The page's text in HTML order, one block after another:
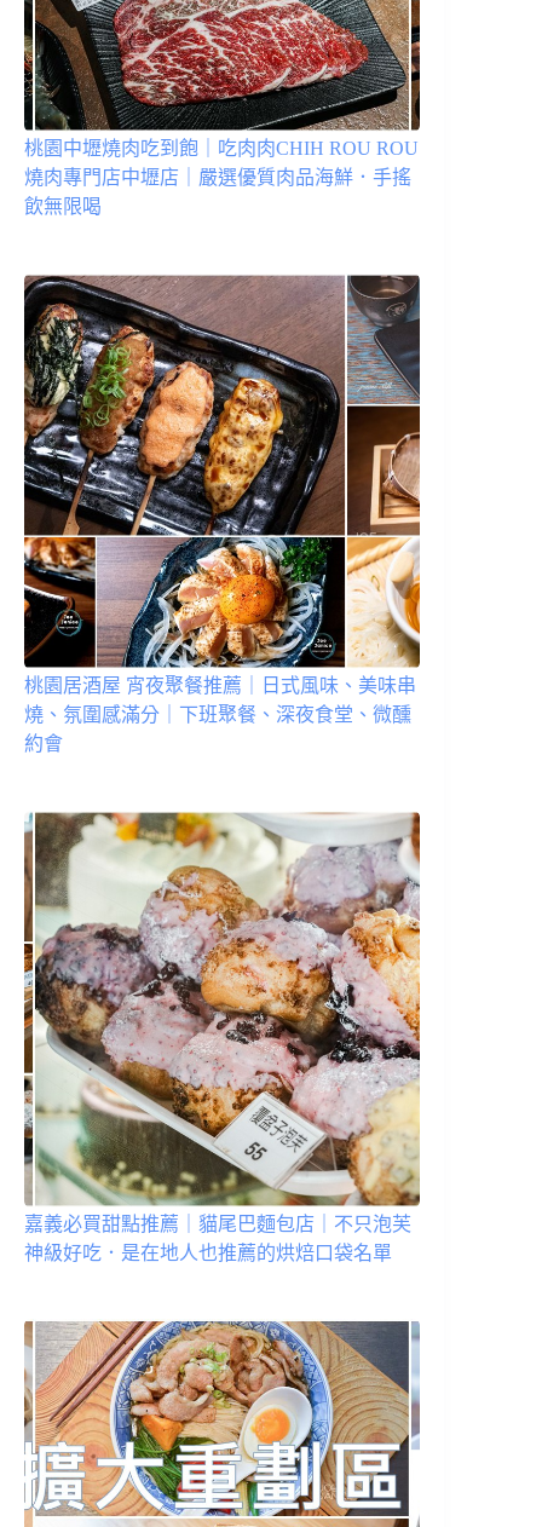
桃園中壢燒肉吃到飽｜吃肉肉CHIH ROU ROU
燒肉專門店中壢店｜嚴選優質肉品海鮮．手搖
飲無限喝
桃園居酒屋 宵夜聚餐推薦｜日式風味、美味串
燒、氛圍感滿分｜下班聚餐、深夜食堂、微醺
約會
嘉義必買甜點推薦｜貓尾巴麵包店｜不只泡芙
神級好吃．是在地人也推薦的烘焙口袋名單